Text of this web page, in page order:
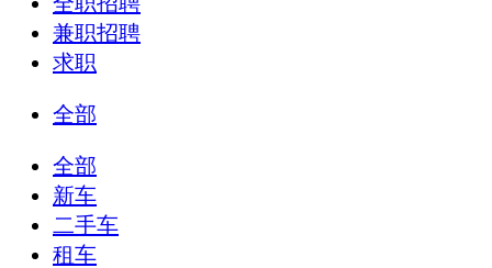
兼职招聘
求职
全部
全部
新车
二手车
租车